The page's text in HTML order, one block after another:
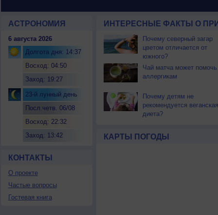
АСТРОНОМИЯ
6 августа 2026
Долгота дня: 14:37
Восход: 04:50
Заход: 19:27
23-й лунный день
Посл.четв. 06/08
Восход: 22:32
Заход: 13:42
КОНТАКТЫ
О проекте
Частые вопросы
Гостевая книга
ИНТЕРЕСНЫЕ ФАКТЫ О
Почему северный загар
цветом отличается от
южного?
Чай матча может помочь
аллергикам
Почему детям не
рекомендуется веганская
диета?
КАРТЫ ПОГОДЫ